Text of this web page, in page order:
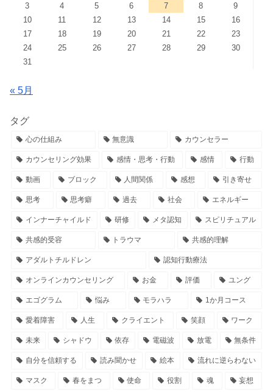
3
4 5 6 7 8
9
10
11 12 13 14 15
16
17
18 19 20 21 22
23
24
25 26 27 28 29
30
31
« 5月
タグ
心の仕組み 無意識 カウンセラー
カウンセリング効果 感情・思考・行動 感情 行動
動画 ブロック 人間関係 感想 引き寄せ
思考 思考癖 過去 社会 エネルギー
インナーチャイルド 研修 メタ認知 スピリチュアル
共感的受容 トラウマ 共感的理解
アダルトチルドレン 認知行動療法
オンラインカウンセリング お金 評価 ユング
エゴグラム 悩み モラハラ 1か月コース
愛着障害 人生 クライエント 笑顔 ワーク
未来 シャドウ 依存 電磁波 放電 無条件
自分を信頼する 読み聞かせ 絵本 流れに逆らわない
マスク 春をまつ 使命 役割 魂 妄想